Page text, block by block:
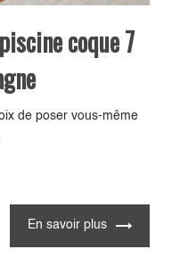
coque 7
de poser vous-même
En savoir plus